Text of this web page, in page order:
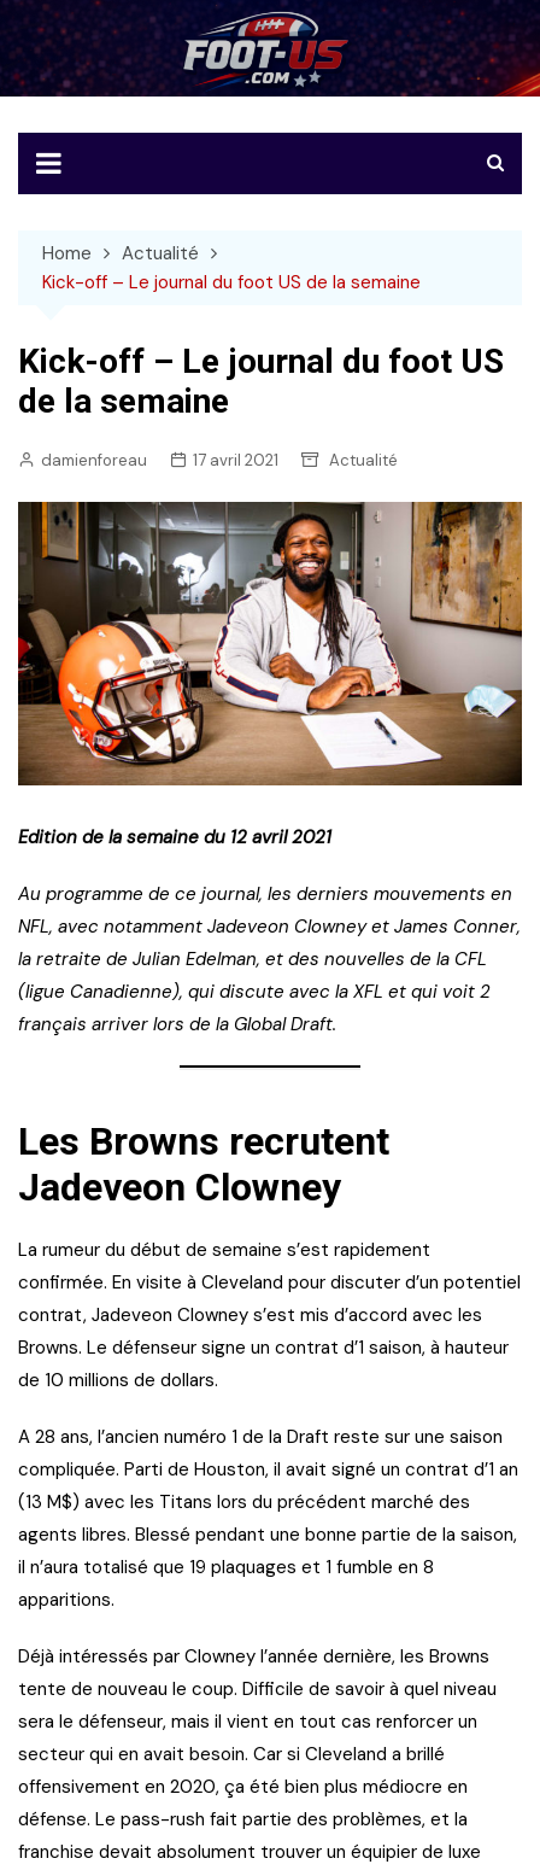
to
content
Foot-US
Le football américain en français
Home
Actualité
Kick-off – Le journal du foot US de la semaine
Kick-off – Le journal du foot US
de la semaine
damienforeau 17 avril 2021 Actualité
Edition de la semaine du 12 avril 2021
Au programme de ce journal, les derniers mouvements en
NFL, avec notamment Jadeveon Clowney et James Conner,
la retraite de Julian Edelman, et des nouvelles de la CFL
(ligue Canadienne), qui discute avec la XFL et qui voit 2
français arriver lors de la Global Draft.
Les Browns recrutent
Jadeveon Clowney
La rumeur du début de semaine s’est rapidement
confirmée. En visite à Cleveland pour discuter d’un potentiel
contrat, Jadeveon Clowney s’est mis d’accord avec les
Browns. Le défenseur signe un contrat d’1 saison, à hauteur
de 10 millions de dollars.
A 28 ans, l’ancien numéro 1 de la Draft reste sur une saison
compliquée. Parti de Houston, il avait signé un contrat d’1 an
(13 M$) avec les Titans lors du précédent marché des
agents libres. Blessé pendant une bonne partie de la saison,
il n’aura totalisé que 19 plaquages et 1 fumble en 8
apparitions.
Déjà intéressés par Clowney l’année dernière, les Browns
tente de nouveau le coup. Difficile de savoir à quel niveau
sera le défenseur, mais il vient en tout cas renforcer un
secteur qui en avait besoin. Car si Cleveland a brillé
offensivement en 2020, ça été bien plus médiocre en
défense. Le pass-rush fait partie des problèmes, et la
franchise devait absolument trouver un équipier de luxe